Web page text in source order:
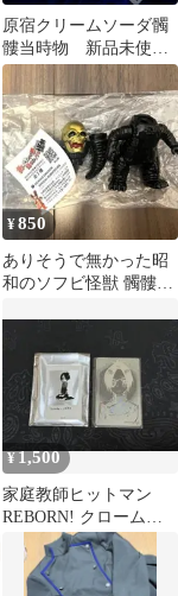
原宿クリームソーダ髑
髏当時物 新品未使用
デッドストックループ
タイ 極上品
¥850
ありそうで無かった昭
和のソフビ怪獣 髑髏怪
¥1,500
家庭教師ヒットマン
REBORN! クローム髑